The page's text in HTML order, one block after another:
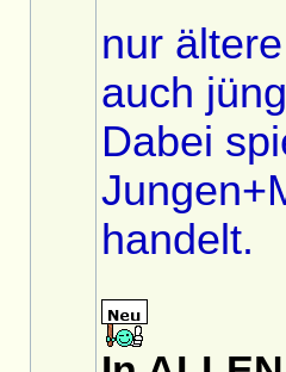
nur
auch
Dabei
handelt.